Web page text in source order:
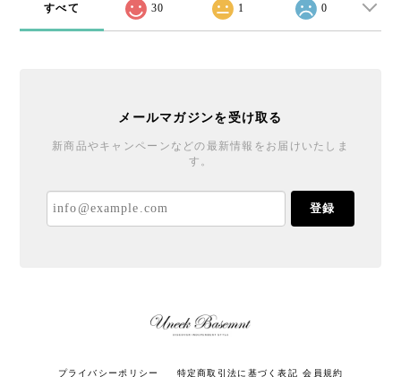
すべて 30 1 0
メールマガジンを受け取る
新商品やキャンペーンなどの最新情報をお届けいたしま
す。
登録
プライバシーポリシー 特定商取引法に基づく表記 会員規約